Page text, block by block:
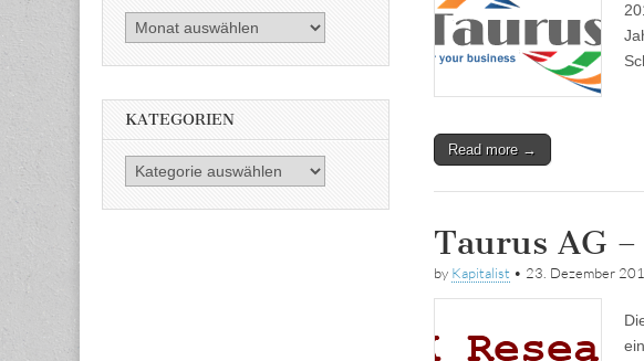
Read more →
Taurus AG
by Kapitalist • 23. Dezember
Archiv
KATEGORIEN
Kategorien